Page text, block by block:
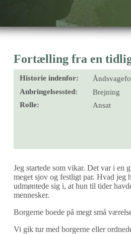
Fortælling fra en
Historie indenfor:
Anbringelsessted:
Brejning
Rolle:
Ansat
Jeg startede som vikar. Det var i en
meget sjov og festligt par. Hvad jeg
udmøntede sig i, at hun til tider
mennesker.
Borgerne boede på megt små
Vi gik tur med borgerne eller